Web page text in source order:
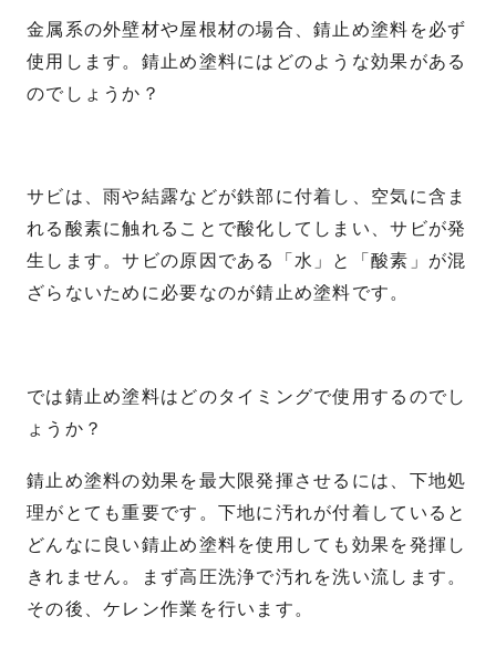
金属系の外壁材や屋根材の場合、錆止め塗料を必ず
使用します。錆止め塗料にはどのような効果がある
のでしょうか？
サビは、雨や結露などが鉄部に付着し、空気に含ま
れる酸素に触れることで酸化してしまい、サビが発
生します。サビの原因である「水」と「酸素」が混
ざらないために必要なのが錆止め塗料です。
では錆止め塗料はどのタイミングで使用するのでし
ょうか？
錆止め塗料の効果を最大限発揮させるには、下地処
理がとても重要です。下地に汚れが付着していると
どんなに良い錆止め塗料を使用しても効果を発揮し
きれません。まず高圧洗浄で汚れを洗い流します。
その後、ケレン作業を行います。